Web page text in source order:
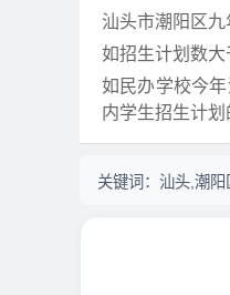
汕头市潮阳区
如招生计划数大
如民办学校今
内学生招生计
关键词： 汕头,潮阳